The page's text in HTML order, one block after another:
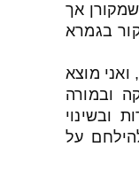
אך
בגמרא
מוצא
ובמורה
ובשינוי
על